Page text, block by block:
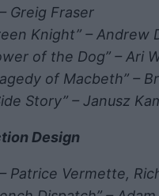
Greig Fraser
Knight” – Andrew
of the Dog” – Ari
of Macbeth” –
Story” – Janusz
Design
– Patrice Vermette,